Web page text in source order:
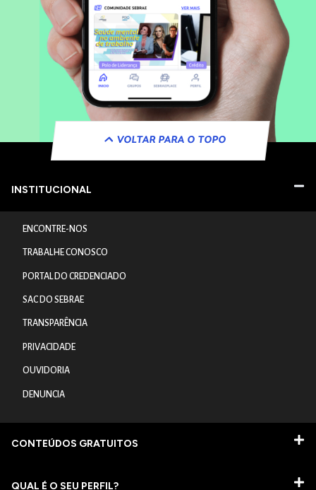
VOLTAR PARA O TOPO
INSTITUCIONAL
ENCONTRE-NOS
TRABALHE CONOSCO
PORTAL DO CREDENCIADO
SAC DO SEBRAE
TRANSPARÊNCIA
PRIVACIDADE
OUVIDORIA
DENUNCIA
CONTEÚDOS GRATUITOS
QUAL É O SEU PERFIL?